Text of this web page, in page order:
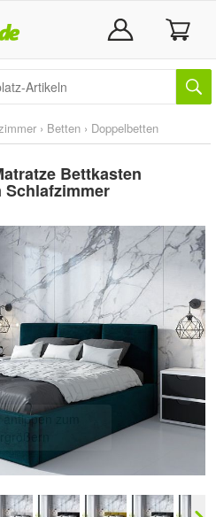
› Betten › Doppelbetten
Bettkasten
Schlafzimmer
antippen zum